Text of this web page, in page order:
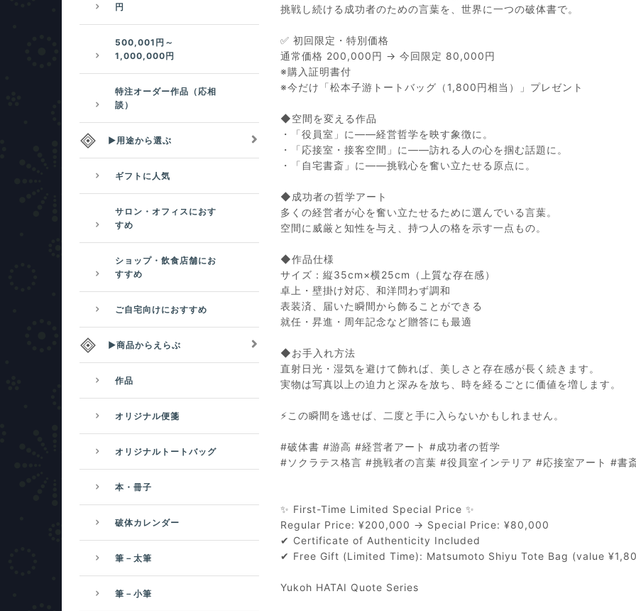
挑戦し続ける成功者のための言葉を、世界に一つの破体書で。
✅ 初回限定・特別価格
通常価格 200,000円 → 今回限定 80,000円
※購入証明書付
※今だけ「松本子游トートバッグ（1,800円相当）」プレゼント
◆空間を変える作品
・「役員室」に――経営哲学を映す象徴に。
・「応接室・接客空間」に――訪れる人の心を掴む話題に。
・「自宅書斎」に――挑戦心を奮い立たせる原点に。
◆成功者の哲学アート
多くの経営者が心を奮い立たせるために選んでいる言葉。
空間に威厳と知性を与え、持つ人の格を示す一点もの。
◆作品仕様
サイズ：縦35cm×横25cm（上質な存在感）
卓上・壁掛け対応、和洋問わず調和
表装済、届いた瞬間から飾ることができる
就任・昇進・周年記念など贈答にも最適
◆お手入れ方法
直射日光・湿気を避けて飾れば、美しさと存在感が長く続きます。
実物は写真以上の迫力と深みを放ち、時を経るごとに価値を増します。
⚡️この瞬間を逃せば、二度と手に入らないかもしれません。
#破体書 #游高 #経営者アート #成功者の哲学
#ソクラテス格言 #挑戦者の言葉 #役員室インテリア #応接室アート #書
✨ First-Time Limited Special Price ✨
Regular Price: ¥200,000 → Special Price: ¥80,000
✔ Certificate of Authenticity Included
✔ Free Gift (Limited Time): Matsumoto Shiyu Tote Bag (value
Yukoh HATAI Quote Series
円
500,001円～
1,000,000円
特注オーダー作品（応相
談）
▶用途から選ぶ
ギフトに人気
サロン・オフィスにおす
すめ
ショップ・飲食店舗にお
すすめ
ご自宅向けにおすすめ
▶商品からえらぶ
作品
オリジナル便箋
オリジナルトートバッグ
本・冊子
破体カレンダー
筆－太筆
筆－小筆